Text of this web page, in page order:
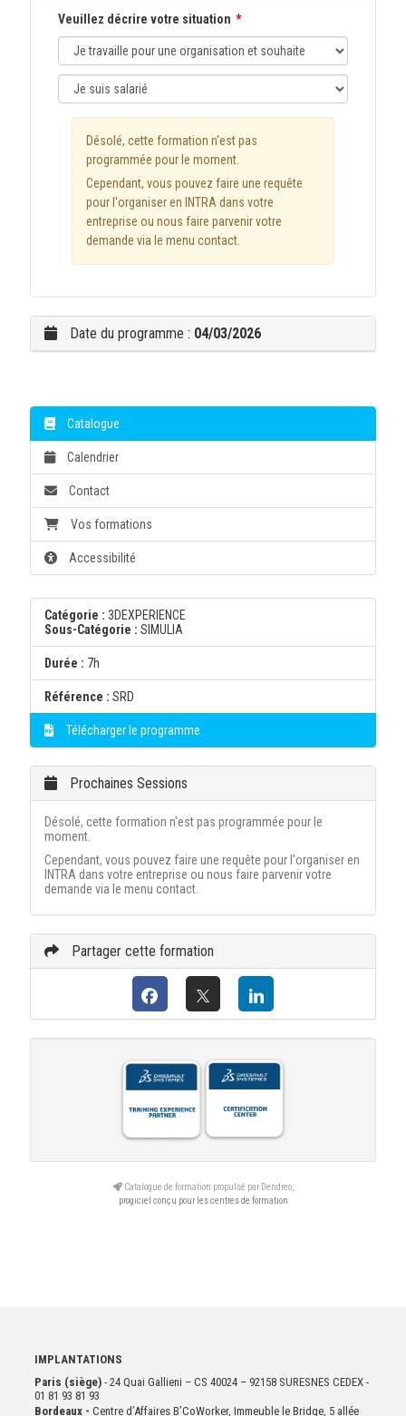
Veuillez décrire votre situation
Désolé, cette formation n'est pas
programmée pour le moment.
Cependant, vous pouvez faire une requête
pour l'organiser en INTRA dans votre
entreprise ou nous faire parvenir votre
demande via le menu contact.
Date du programme : 04/03/2026
Catalogue
Calendrier
Contact
Vos formations
Accessibilité
Catégorie : 3DEXPERIENCE
Sous-Catégorie : SIMULIA
Durée : 7h
Référence : SRD
Télécharger le programme
Prochaines Sessions
Désolé, cette formation n'est pas programmée pour le
moment.
Cependant, vous pouvez faire une requête pour l'organiser en
INTRA dans votre entreprise ou nous faire parvenir votre
demande via le menu contact.
Partager cette formation
Catalogue de formation propulsé par Dendreo,
progiciel conçu pour les centres de formation
IMPLANTATIONS
Paris (siège) - 24 Quai Gallieni – CS 40024 – 92158 SURESNES CEDEX -
01 81 93 81 93
Bordeaux - Centre d’Affaires B’CoWorker, Immeuble le Bridge, 5 allée